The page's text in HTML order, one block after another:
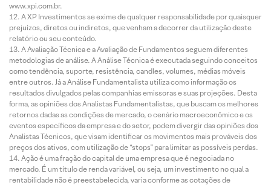
www.xpi.com.br.
A XP Investimentos se exime de qualquer responsabilidade por quaisquer
prejuízos, diretos ou indiretos, que venham a decorrer da utilização deste
relatório ou seu conteúdo.
A Avaliação Técnica e a Avaliação de Fundamentos seguem diferentes
metodologias de análise. A Análise Técnica é executada seguindo conceitos
como tendência, suporte, resistência, candles, volumes, médias móveis
entre outros. Já a Análise Fundamentalista utiliza como informação os
resultados divulgados pelas companhias emissoras e suas projeções. Desta
forma, as opiniões dos Analistas Fundamentalistas, que buscam os melhores
retornos dadas as condições de mercado, o cenário macroeconômico e os
eventos específicos da empresa e do setor, podem divergir das opiniões dos
Analistas Técnicos, que visam identificar os movimentos mais prováveis dos
preços dos ativos, com utilização de “stops” para limitar as possíveis perdas.
Ação é uma fração do capital de uma empresa que é negociada no
mercado. É um título de renda variável, ou seja, um investimento no qual a
rentabilidade não é preestabelecida, varia conforme as cotações de